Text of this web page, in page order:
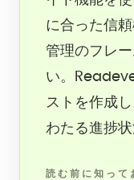
に合った信
管理のフレ
い。
ストを作成
わたる進捗
読む前に知って